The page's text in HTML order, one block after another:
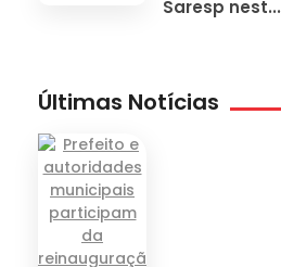
Saresp nest...
Últimas Notícias